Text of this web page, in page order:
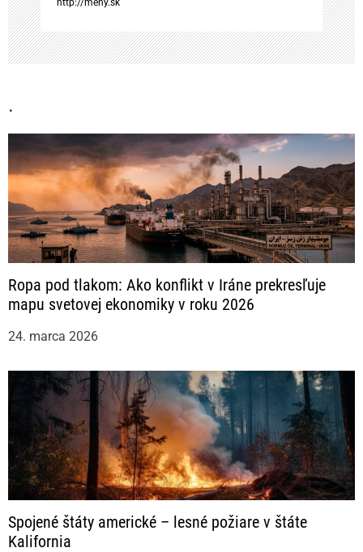
k
u
.
Ropa pod tlakom: Ako konflikt v Iráne prekresľuje
mapu svetovej ekonomiky v roku 2026
24. marca 2026
Spojené štáty americké – lesné požiare v štáte
Kalifornia